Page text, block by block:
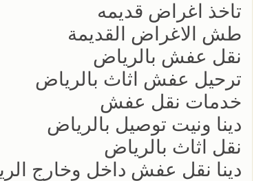
تاخذ اغراض قديمه
طش الاغراض القديمة
نقل عفش بالرياض
ترحيل عفش اثاث بالرياض
خدمات نقل عفش
دينا ونيت توصيل بالرياض
نقل اثاث بالرياض
دينا نقل عفش داخل وخارج الرياض